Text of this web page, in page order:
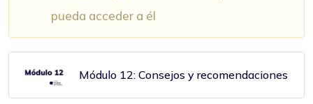
pueda acceder a él
Módulo 12: Consejos y recomendaciones